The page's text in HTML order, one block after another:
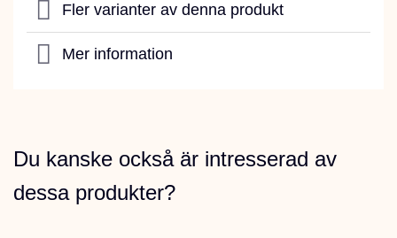
Fler varianter av denna produkt
Mer information
Du kanske också är intresserad av
dessa produkter?